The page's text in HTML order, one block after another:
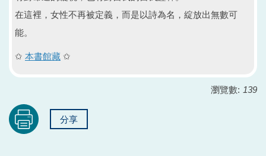
在這裡，女性不再被定義，而是以詩為名，綻放出無數可
能。
✩ 本書館藏 ✩
瀏覽數: 139
分享